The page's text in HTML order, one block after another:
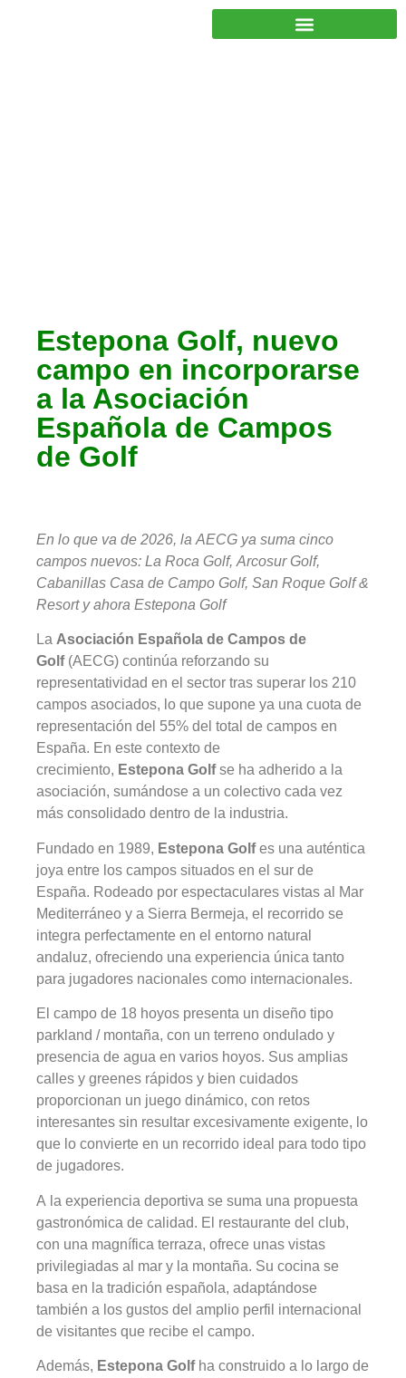
Estepona Golf, nuevo
campo en incorporarse
a la Asociación
Española de Campos
de Golf
En lo que va de 2026, la AECG ya suma cinco
campos nuevos: La Roca Golf, Arcosur Golf,
Cabanillas Casa de Campo Golf, San Roque Golf &
Resort y ahora Estepona Golf
La Asociación Española de Campos de
Golf(AECG) continúa reforzando su
representatividad en el sector tras superar los 210
campos asociados, lo que supone ya una cuota de
representación del 55% del total de campos en
España. En este contexto de
crecimiento, Estepona Golfse ha adherido a la
asociación, sumándose a un colectivo cada vez
más consolidado dentro de la industria.
Fundado en 1989, Estepona Golfes una auténtica
joya entre los campos situados en el sur de
España. Rodeado por espectaculares vistas al Mar
Mediterráneo y a Sierra Bermeja, el recorrido se
integra perfectamente en el entorno natural
andaluz, ofreciendo una experiencia única tanto
para jugadores nacionales como internacionales.
El campo de 18 hoyos presenta un diseño tipo
parkland / montaña, con un terreno ondulado y
presencia de agua en varios hoyos. Sus amplias
calles y greenes rápidos y bien cuidados
proporcionan un juego dinámico, con retos
interesantes sin resultar excesivamente exigente, lo
que lo convierte en un recorrido ideal para todo tipo
de jugadores.
A la experiencia deportiva se suma una propuesta
gastronómica de calidad. El restaurante del club,
con una magnífica terraza, ofrece unas vistas
privilegiadas al mar y la montaña. Su cocina se
basa en la tradición española, adaptándose
también a los gustos del amplio perfil internacional
de visitantes que recibe el campo.
Además, Estepona Golfha construido a lo largo de